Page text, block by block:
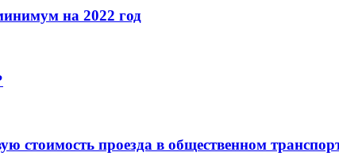
на 2022 год
стоимость проезда в общественном